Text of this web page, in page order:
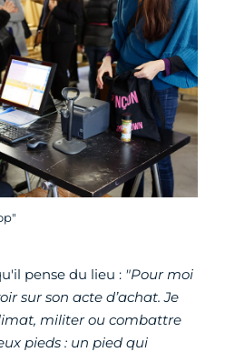
pense du lieu : "Pour moi
sur son acte d’achat. Je
militer ou combattre
pieds : un pied qui